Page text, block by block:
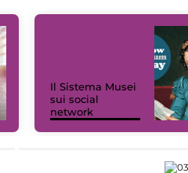
Il Sistema Musei
sui social
network